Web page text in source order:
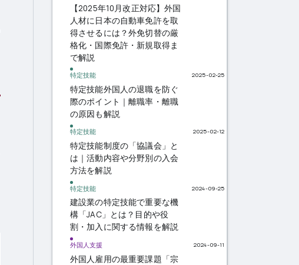
【2025年10月改正対応】外国
人材に日本の自動車免許を取
得させるには？外免切替の厳
格化・国際免許・新規取得ま
で解説
特定技能
特定技能外国人の退職を防ぐ
際のポイント｜離職率・離職
の原因も解説
2025-02-25
特定技能
特定技能制度の「協議会」と
は｜活動内容や分野別の入会
方法を解説
2025-02-12
特定技能
建設業の特定技能で重要な機
構「JAC」とは？目的や役
割・加入に関する情報を解説
2024-09-25
外国人支援
外国人雇用の最重要課題「宗
2024-09-11